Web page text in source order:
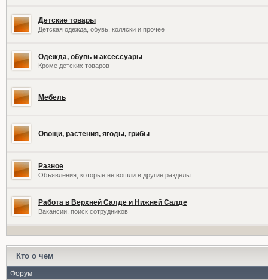
Детские товары
Детская одежда, обувь, коляски и прочее
Одежда, обувь и аксессуары
Кроме детских товаров
Мебель
Овощи, растения, ягоды, грибы
Разное
Объявления, которые не вошли в другие разделы
Работа в Верхней Салде и Нижней Салде
Вакансии, поиск сотрудников
Кто о чем
Форум